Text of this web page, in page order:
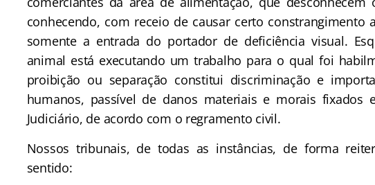
conhecendo, com receio de causar certo constrangimento
somente a entrada do portador de deficiência visual.
animal está executando um trabalho para o qual foi
proibição ou separação constitui discriminação e
humanos, passível de danos materiais e morais fixados
Judiciário, de acordo com o regramento civil.
Nossos tribunais, de todas as instâncias, de forma
sentido: